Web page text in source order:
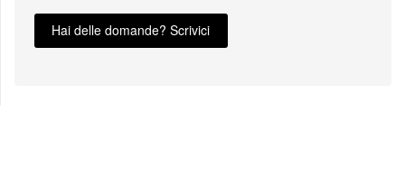
Hai delle domande? Scrivici